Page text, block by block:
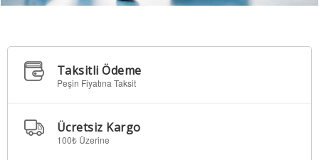
Taksitli Ödeme
Peşin Fiyatına Taksit
Ücretsiz Kargo
100₺ Üzerine